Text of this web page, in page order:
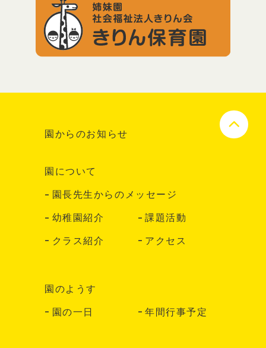
園からのお知らせ
園について
園長先生からのメッセージ
幼稚園紹介
課題活動
クラス紹介
アクセス
園のようす
園の一日
年間行事予定